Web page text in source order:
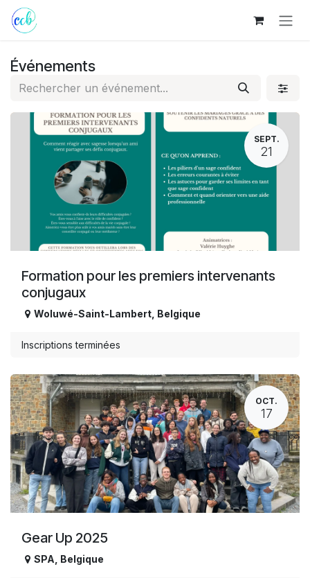
Se rendre au contenu
Événements
SEPT.
21
Formation pour les premiers intervenants
conjugaux
Woluwé-Saint-Lambert Belgique
Inscriptions terminées
OCT.
17
Gear Up 2025
SPA Belgique